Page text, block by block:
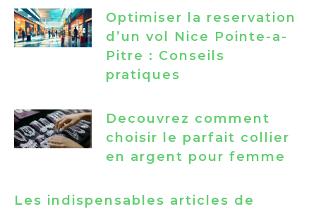
Optimiser la reservation
d’un vol Nice Pointe-a-
Pitre : Conseils
pratiques
Decouvrez comment
choisir le parfait collier
en argent pour femme
Les indispensables articles de